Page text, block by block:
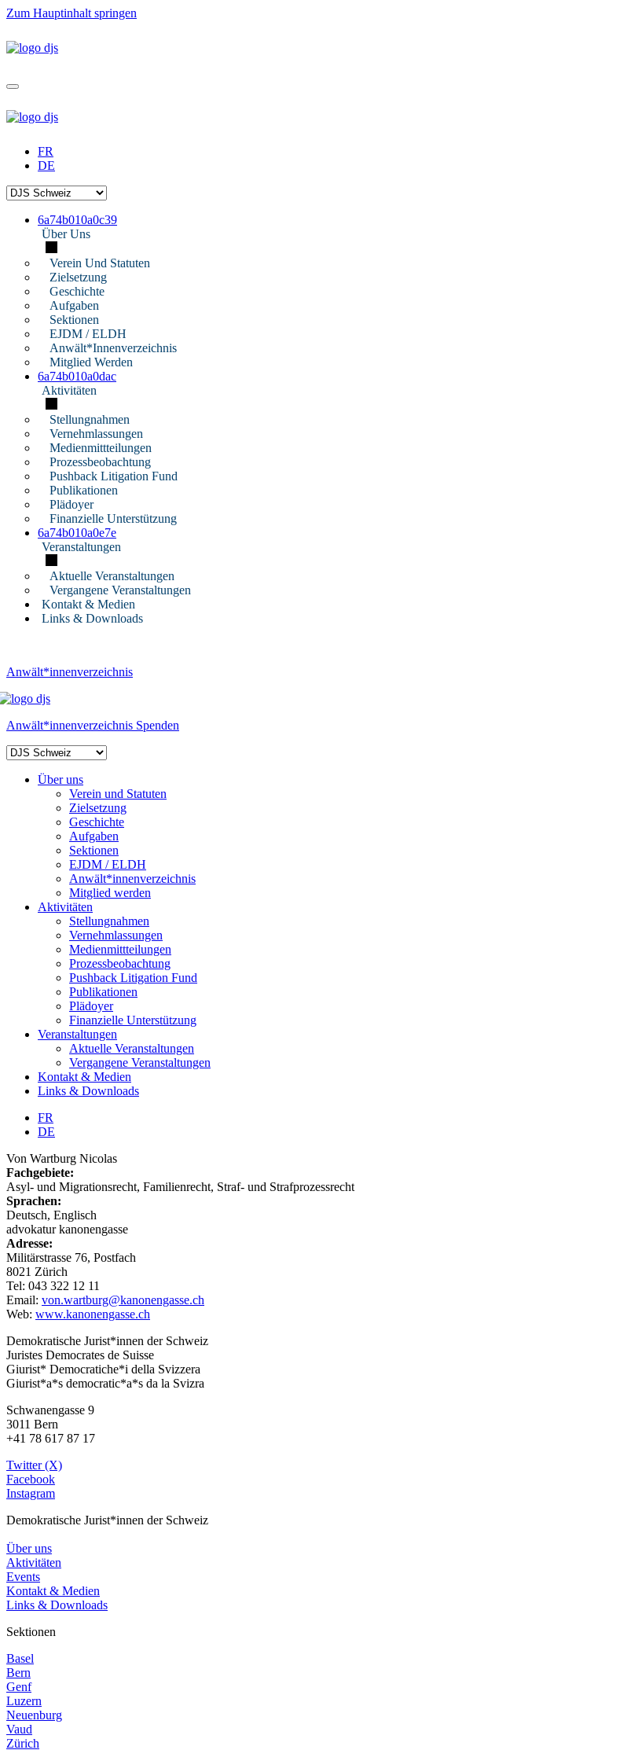
Zum Hauptinhalt springen
FR
DE
6a74b010a0c39
Über Uns
Verein Und Statuten
Zielsetzung
Geschichte
Aufgaben
Sektionen
EJDM / ELDH
Anwält*innenverzeichnis
Mitglied Werden
6a74b010a0dac
Aktivitäten
Stellungnahmen
Vernehmlassungen
Medienmittteilungen
Prozessbeobachtung
Pushback Litigation Fund
Publikationen
Plädoyer
Finanzielle Unterstützung
6a74b010a0e7e
Veranstaltungen
Aktuelle Veranstaltungen
Vergangene Veranstaltungen
Kontakt & Medien
Links & Downloads
Anwält*innenverzeichnis
Anwält*innenverzeichnis Spenden
Über uns
Verein und Statuten
Zielsetzung
Geschichte
Aufgaben
Sektionen
EJDM / ELDH
Anwält*innenverzeichnis
Mitglied werden
Aktivitäten
Stellungnahmen
Vernehmlassungen
Medienmittteilungen
Prozessbeobachtung
Pushback Litigation Fund
Publikationen
Plädoyer
Finanzielle Unterstützung
Veranstaltungen
Aktuelle Veranstaltungen
Vergangene Veranstaltungen
Kontakt & Medien
Links & Downloads
FR
DE
Von Wartburg Nicolas
Fachgebiete:
Asyl- und Migrationsrecht, Familienrecht, Straf- und Strafprozessrecht
Sprachen:
Deutsch, Englisch
advokatur kanonengasse
Adresse:
Militärstrasse 76, Postfach
8021 Zürich
Tel: 043 322 12 11
Email: von.wartburg@kanonengasse.ch
Web: www.kanonengasse.ch
Demokratische Jurist*innen der Schweiz
Juristes Democrates de Suisse
Giurist* Democratiche*i della Svizzera
Giurist*a*s democratic*a*s da la Svizra
Schwanengasse 9
3011 Bern
+41 78 617 87 17
Twitter (X)
Facebook
Instagram
Demokratische Jurist*innen der Schweiz
Über uns
Aktivitäten
Events
Kontakt & Medien
Links & Downloads
Sektionen
Basel
Bern
Genf
Luzern
Neuenburg
Vaud
Zürich